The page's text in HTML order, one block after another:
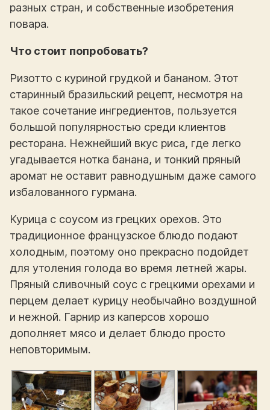
разных стран, и собственные изобретения
повара.
Что стоит попробовать?
Ризотто с куриной грудкой и бананом. Этот
старинный бразильский рецепт, несмотря на
такое сочетание ингредиентов, пользуется
большой популярностью среди клиентов
ресторана. Нежнейший вкус риса, где легко
угадывается нотка банана, и тонкий пряный
аромат не оставит равнодушным даже самого
избалованного гурмана.
Курица с соусом из грецких орехов. Это
традиционное французское блюдо подают
холодным, поэтому оно прекрасно подойдет
для утоления голода во время летней жары.
Пряный сливочный соус с грецкими орехами и
перцем делает курицу необычайно воздушной
и нежной. Гарнир из каперсов хорошо
дополняет мясо и делает блюдо просто
неповторимым.